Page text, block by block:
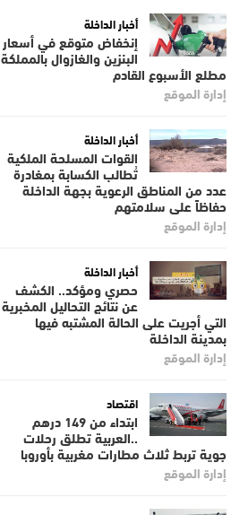
أخبار الداخلة
إنخفاض متوقع في أسعار
البنزين والغازوال بالمملكة
مطلع الأسبوع القادم
إدارة الموقع
أخبار الداخلة
القوات المسلحة الملكية
تُطالب الكسابة بمغادرة
عدد من المناطق الرعوية بجهة الداخلة
حفاظاً على سلامتهم
إدارة الموقع
أخبار الداخلة
حصري ومؤكد.. الكشف
عن نتائج التحاليل المخبرية
التي أجريت على الحالة المشتبه فيها
بمدينة الداخلة
إدارة الموقع
اقتصاد
ابتداء من 149 درهم
..العربية تطلق رحلات
جوية تربط ثلاث مطارات مغربية بأوروبا
إدارة الموقع